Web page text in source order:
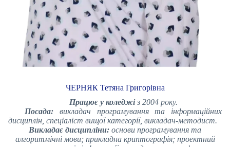
ЧЕРНЯК Тетяна Григорівна
Працює у коледжіз 2004 року.
Посада: викладач програмування та інформаційних
дисциплін, спеціаліст вищої категорії, викладач-методист.
Викладає дисципліни: основи програмування та
алгоритмічні мови; прикладна криптографія; проектний